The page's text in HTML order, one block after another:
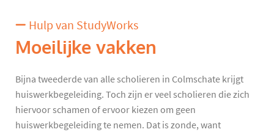
Hulp van StudyWorks
Moeilijke vakken
Bijna tweederde van alle scholieren in Colmschate krijgt
huiswerkbegeleiding. Toch zijn er veel scholieren die zich
hiervoor schamen of ervoor kiezen om geen
huiswerkbegeleiding te nemen. Dat is zonde, want